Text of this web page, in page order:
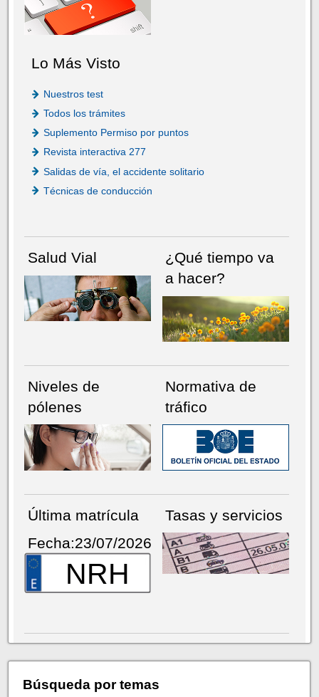
Lo Más Visto
Nuestros test
Todos los trámites
Suplemento Permiso por puntos
Revista interactiva 277
Salidas de vía, el accidente solitario
Técnicas de conducción
Salud Vial
¿Qué tiempo va
a hacer?
Niveles de
pólenes
Normativa de
tráfico
Última matrícula
Fecha:23/07/2026
NRH
Tasas y servicios
Búsqueda por temas